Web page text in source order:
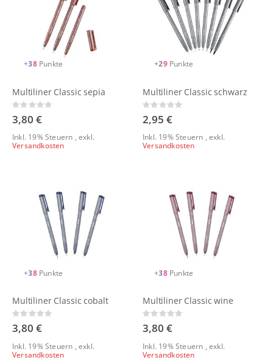
+38 Punkte
Multiliner Classic sepia
Rating:
0%
3,80 €
Inkl. 19% Steuern ,exkl.
Versandkosten
+29 Punkte
Multiliner Classic schwarz
Rating:
0%
2,95 €
Inkl. 19% Steuern ,exkl.
Versandkosten
+38 Punkte
Multiliner Classic cobalt
Rating:
0%
3,80 €
Inkl. 19% Steuern ,exkl.
Versandkosten
+38 Punkte
Multiliner Classic wine
Rating:
0%
3,80 €
Inkl. 19% Steuern ,exkl.
Versandkosten